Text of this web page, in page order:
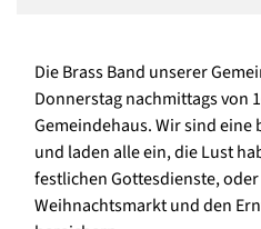
Die Brass Band unserer
Donnerstag nachmittags von
Gemeindehaus. Wir sind
und laden alle ein, die Lust
festlichen Gottesdienste,
Weihnachtsmarkt und den